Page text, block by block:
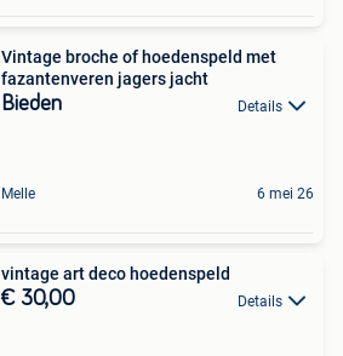
Vintage broche of hoedenspeld met
fazantenveren jagers jacht
Bieden Details
Melle 6 mei 26
vintage art deco hoedenspeld
€ 30,00 Details